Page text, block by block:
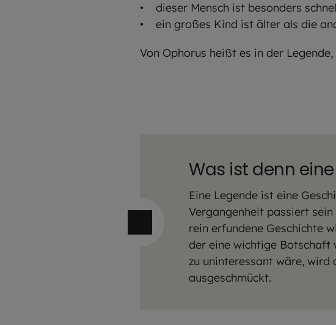
• dieser Mensch ist besonders
• ein großes Kind ist älter als die
Von Ophorus heißt es in der
Was ist denn
Eine Legende ist eine
Vergangenheit passiert
rein erfundene Geschichte
der eine wichtige Botschaft
zu uninteressant wäre, wird
ausgeschmückt.